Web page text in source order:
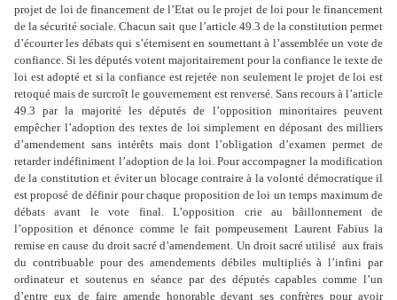
projet de loi de financement de l’Etat ou le projet de loi pour le financement
de la sécurité sociale. Chacun sait que l’article 49.3 de la constitution permet
d’écourter les débats qui s’éternisent en soumettant à l’assemblée un vote de
confiance. Si les députés votent majoritairement pour la confiance le texte de
loi est adopté et si la confiance est rejetée non seulement le projet de loi est
retoqué mais de surcroît le gouvernement est renversé. Sans recours à l’article
49.3 par la majorité les députés de l’opposition minoritaires peuvent
empêcher l’adoption des textes de loi simplement en déposant des milliers
d’amendement sans intérêts mais dont l’obligation d’examen permet de
retarder indéfiniment l’adoption de la loi. Pour accompagner la modification
de la constitution et éviter un blocage contraire à la volonté démocratique il
est proposé de définir pour chaque proposition de loi un temps maximum de
débats avant le vote final. L’opposition crie au bâillonnement de
l’opposition et dénonce comme le fait pompeusement Laurent Fabius la
remise en cause du droit sacré d’amendement. Un droit sacré utilisé aux frais
du contribuable pour des amendements débiles multipliés à l’infini par
ordinateur et soutenus en séance par des députés capables comme l’un
d’entre eux de faire amende honorable devant ses confrères pour avoir